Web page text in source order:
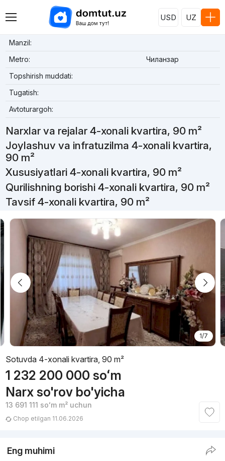
USD UZ
Manzil:
Metro:
Чиланзар
Topshirish muddati:
Tugatish:
Avtoturargoh:
Narxlar va rejalar 4-xonali kvartira, 90 m²
Joylashuv va infratuzilma 4-xonali kvartira,
90 m²
Xususiyatlari 4-xonali kvartira, 90 m²
Qurilishning borishi 4-xonali kvartira, 90 m²
Tavsif 4-xonali kvartira, 90 m²
1/7
Sotuvda 4-xonali kvartira, 90 m²
1 232 200 000 soʻm
Narx so'rov bo'yicha
13 691 111 soʻmm² uchun
Chop etilgan 11.06.2026
Eng muhimi